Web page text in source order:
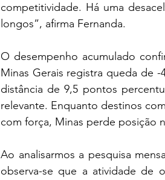
competitividade. Há uma
longos”, afirma Fernanda.
O desempenho acumulado
Minas Gerais registra queda de
distância de 9,5 pontos
relevante. Enquanto destinos
com força, Minas perde posição
Ao analisarmos a pesquisa
observa-se que a atividade de